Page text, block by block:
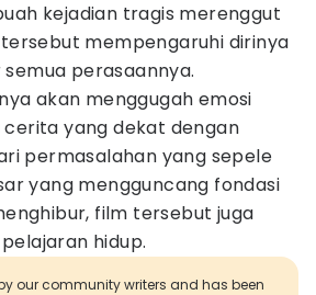
kejadian tragis merenggut
mempengaruhi dirinya
perasaannya.
akan menggugah emosi
yang dekat dengan
permasalahan yang sepele
yang mengguncang fondasi
film tersebut juga
hidup.
our community writers and has been